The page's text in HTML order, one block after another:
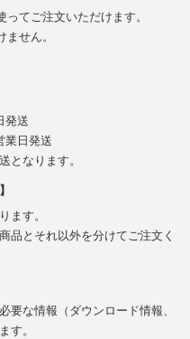
てご注文いただけます。
せん。
発送
業日発送
となります。
ます。
品とそれ以外を分けてご注文く
要な情報（ダウンロード情報、
す。